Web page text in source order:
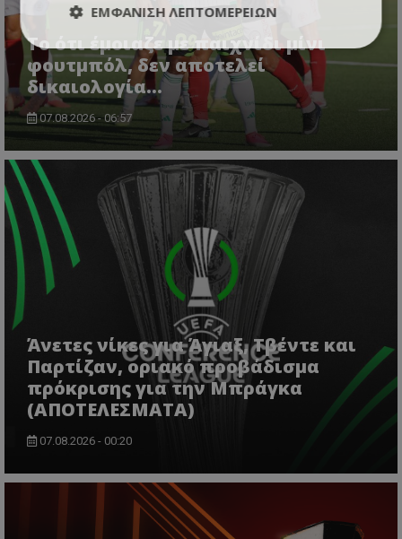
Το ότι έμοιαζε με παιχνίδι μίνι
φουτμπόλ, δεν αποτελεί
δικαιολογία…
07.08.2026 - 06:57
Άνετες νίκες για Άγιαξ, Τβέντε και
Παρτίζαν, οριακό προβάδισμα
πρόκρισης για την Μπράγκα
(ΑΠΟΤΕΛΕΣΜΑΤΑ)
07.08.2026 - 00:20
ΕΜΦΆΝΙΣΗ ΛΕΠΤΟΜΕΡΕΙΏΝ